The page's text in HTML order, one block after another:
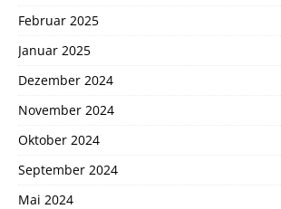
Februar 2025
Januar 2025
Dezember 2024
November 2024
Oktober 2024
September 2024
Mai 2024